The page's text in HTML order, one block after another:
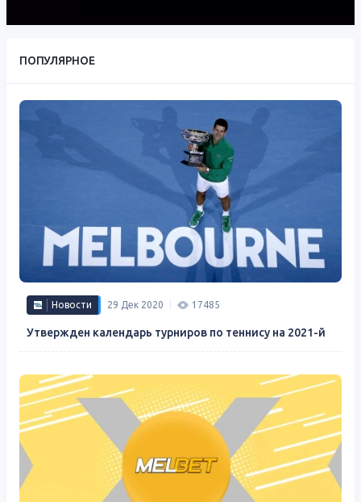
ПОПУЛЯРНОЕ
Новости 29 Дек 2020 17485
Утвержден календарь турниров по теннису на 2021-й